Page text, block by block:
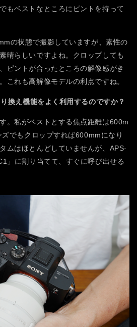
もベストなところにピントを持って
の状態で撮影していますが、素性の
晴らしいですよね。クロップしても
ピントが合ったところの解像感がき
これも高解像モデルの利点ですね。
え機能をよく利用するのですか？
。私がベストとする焦点距離は600m
でもクロップすれば600mmになり
ムはほとんどしていませんが、APS-
」に割り当てて、すぐに呼び出せる